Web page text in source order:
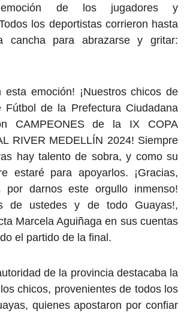
de los jugadores y
los deportistas corrieron hasta
para abrazarse y gritar:
esta emoción! ¡Nuestros chicos de
Fútbol de la Prefectura Ciudadana
CAMPEONES de la IX COPA
RIVER MEDELLÍN 2024! Siempre
hay talento de sobra, y como su
estaré para apoyarlos. ¡Gracias,
por darnos este orgullo inmenso!
de ustedes y de todo Guayas!,
Marcela Aguiñaga en sus cuentas
el partido de la final.
de la provincia destacaba la
chicos, provenientes de todos los
quienes apostaron por confiar